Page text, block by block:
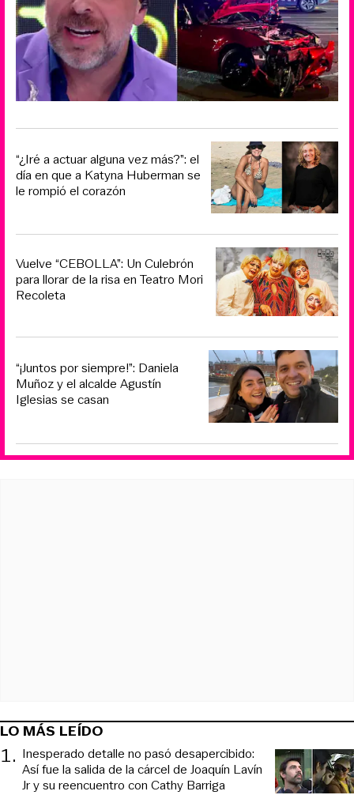
“¿Iré a actuar alguna vez más?”: el
día en que a Katyna Huberman se
le rompió el corazón
Vuelve “CEBOLLA”: Un Culebrón
para llorar de la risa en Teatro Mori
Recoleta
“¡Juntos por siempre!”: Daniela
Muñoz y el alcalde Agustín
Iglesias se casan
LO MÁS LEÍDO
1. Inesperado detalle no pasó desapercibido:
Así fue la salida de la cárcel de Joaquín Lavín
Jr y su reencuentro con Cathy Barriga